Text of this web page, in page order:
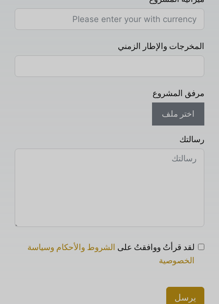
المخرجات والإطار الزمني
مرفق المشروع
اختر ملف
رسالتك
لقد قرأتُ ووافقتُ على الشروط والأحكام وسياسة
الخصوصية
يرسل